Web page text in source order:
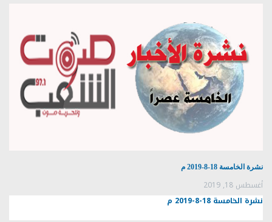
نشرة الخامسة 18-8-2019 م
أغسطس 18, 2019
نشرة الخامسة 18-8-2019 م